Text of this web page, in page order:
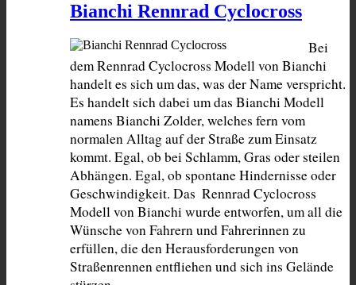
Bianchi Rennrad Cyclocross
Bei
dem Rennrad Cyclocross Modell von Bianchi
handelt es sich um das, was der Name verspricht.
Es handelt sich dabei um das Bianchi Modell
namens Bianchi Zolder, welches fern vom
normalen Alltag auf der Straße zum Einsatz
kommt. Egal, ob bei Schlamm, Gras oder steilen
Abhängen. Egal, ob spontane Hindernisse oder
Geschwindigkeit. Das  Rennrad Cyclocross
Modell von Bianchi wurde entworfen, um all die
Wünsche von Fahrern und Fahrerinnen zu
erfüllen, die den Herausforderungen von
Straßenrennen entfliehen und sich ins Gelände